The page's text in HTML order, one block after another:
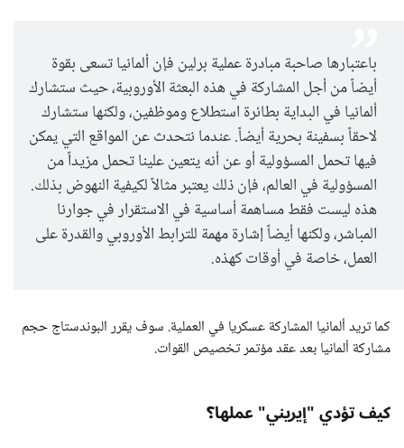
باعتبارها صاحبة مبادرة عملية برلين فإن ألمانيا تسعى بقوة
أيضاً من أجل المشاركة في هذه البعثة الأوروبية، حيث ستشارك
ألمانيا في البداية بطائرة استطلاع وموظفين، ولكنها ستشارك
لاحقاً بسفينة بحرية أيضاً. عندما نتحدث عن المواقع التي يمكن
فيها تحمل المسؤولية أو عن أنه يتعين علينا تحمل مزيداً من
المسؤولية في العالم، فإن ذلك يعتبر مثالاً لكيفية النهوض بذلك.
هذه ليست فقط مساهمة أساسية في الاستقرار في جوارنا
المباشر، ولكنها أيضاً إشارة مهمة للترابط الأوروبي والقدرة على
العمل، خاصة في أوقات كهذه.
كما تريد ألمانيا المشاركة عسكريا في العملية. سوف يقرر البوندستاج حجم
مشاركة ألمانيا بعد عقد مؤتمر تخصيص القوات.
كيف تؤدي "إيريني" عملها؟